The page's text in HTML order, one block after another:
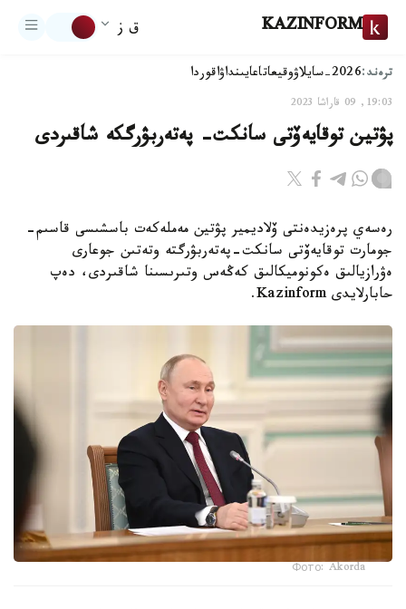
KAZINFORM ق ز
ترەند:2026-سايلاۋ وقيعاتاعايىنداۋاقوردا
19:03, 09 قاراشا 2023
پۋتين توقايەۆتى سانكت- پەتەربۋرگكە شاقىردى
رەسەي پرەزيدەنتى ۆلاديمير پۋتين مەملەكەت باسشىسى قاسىم-
جومارت توقايەۆتى سانكت-پەتەربۋرگتە وتەتىن جوعارى
ەۋرازيالىق ەكونوميكالىق كەڭەس وتىرىسىنا شاقىردى، دەپ
حابارلايدى Kazinform.
Фото: Akorda